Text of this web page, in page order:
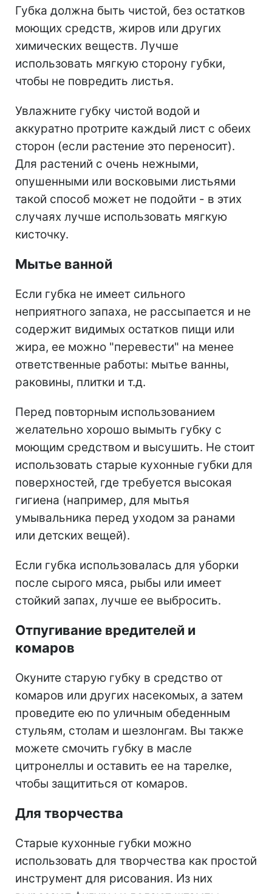
Губка должна быть чистой, без остатков
моющих средств, жиров или других
химических веществ. Лучше
использовать мягкую сторону губки,
чтобы не повредить листья.
Увлажните губку чистой водой и
аккуратно протрите каждый лист с обеих
сторон (если растение это переносит).
Для растений с очень нежными,
опушенными или восковыми листьями
такой способ может не подойти - в этих
случаях лучше использовать мягкую
кисточку.
Мытье ванной
Если губка не имеет сильного
неприятного запаха, не рассыпается и не
содержит видимых остатков пищи или
жира, ее можно "перевести" на менее
ответственные работы: мытье ванны,
раковины, плитки и т.д.
Перед повторным использованием
желательно хорошо вымыть губку с
моющим средством и высушить. Не стоит
использовать старые кухонные губки для
поверхностей, где требуется высокая
гигиена (например, для мытья
умывальника перед уходом за ранами
или детских вещей).
Если губка использовалась для уборки
после сырого мяса, рыбы или имеет
стойкий запах, лучше ее выбросить.
Отпугивание вредителей и
комаров
Окуните старую губку в средство от
комаров или других насекомых, а затем
проведите ею по уличным обеденным
стульям, столам и шезлонгам. Вы также
можете смочить губку в масле
цитронеллы и оставить ее на тарелке,
чтобы защититься от комаров.
Для творчества
Старые кухонные губки можно
использовать для творчества как простой
инструмент для рисования. Из них